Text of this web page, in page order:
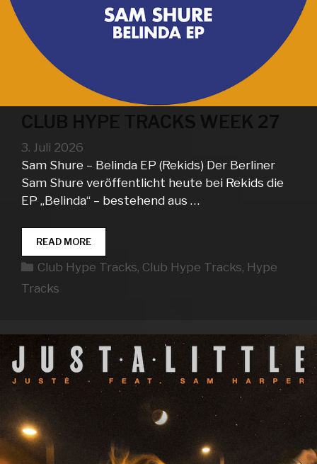
CLUB HYPE TRACKS WEEK 27
3. Juli 2026
Sam Shure – Belinda EP (Rekids) Der Berliner
Sam Shure veröffentlicht heute bei Rekids die
EP „Belinda“ – bestehend aus …
READ MORECLUB
HYPE
TRACKS
Kategorien
Club Hype Tracks, Club Hype Tracks, Hype
Tracks